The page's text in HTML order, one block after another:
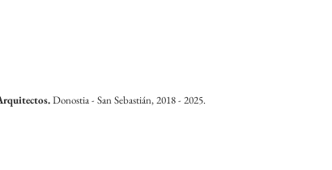
Donostia - San Sebastián, 2018 - 2025.